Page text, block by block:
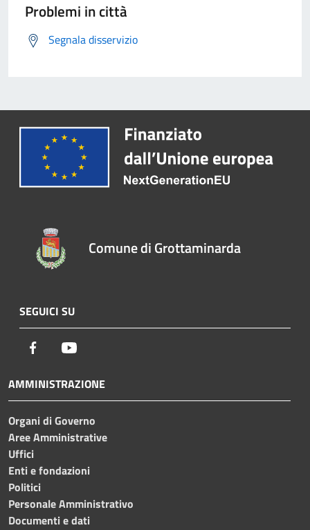
Problemi in città
Segnala disservizio
Comune di Grottaminarda
SEGUICI SU
Facebook
AMMINISTRAZIONE
Organi di Governo
Aree Amministrative
Uffici
Enti e fondazioni
Politici
Personale Amministrativo
Documenti e dati